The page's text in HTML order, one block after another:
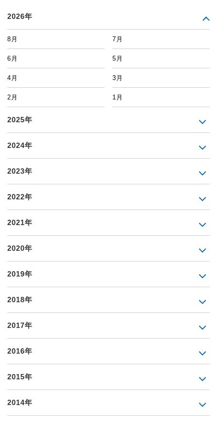
2026年
8月 7月
6月 5月
4月 3月
2月 1月
2025年
2024年
2023年
2022年
2021年
2020年
2019年
2018年
2017年
2016年
2015年
2014年